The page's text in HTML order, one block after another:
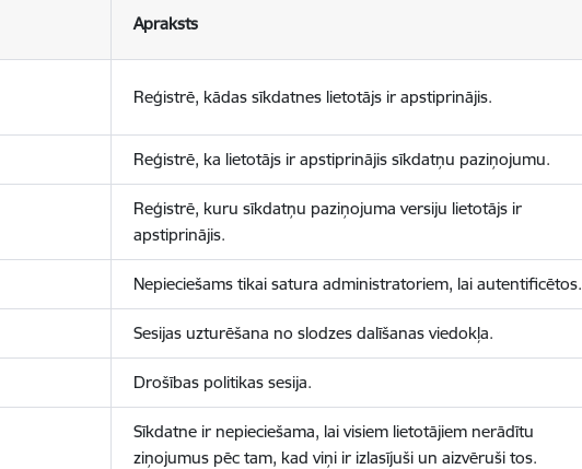
Apraksts
Reģistrē, kādas sīkdatnes lietotājs ir apstiprinājis.
Reģistrē, ka lietotājs ir apstiprinājis sīkdatņu paziņojumu.
Reģistrē, kuru sīkdatņu paziņojuma versiju lietotājs ir
apstiprinājis.
Nepieciešams tikai satura administratoriem, lai autentificētos.
Sesijas uzturēšana no slodzes dalīšanas viedokļa.
Drošības politikas sesija.
Sīkdatne ir nepieciešama, lai visiem lietotājiem nerādītu
ziņojumus pēc tam, kad viņi ir izlasījuši un aizvēruši tos.